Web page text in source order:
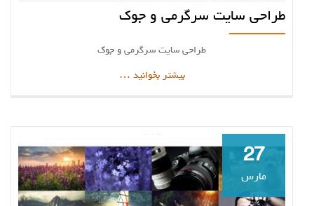
طراحی سایت سرگرمی و جوک
طراحی سایت سرگرمی و جوک
بیشتر بخوانیددربارهطراحی
جوک
…
27
مارس